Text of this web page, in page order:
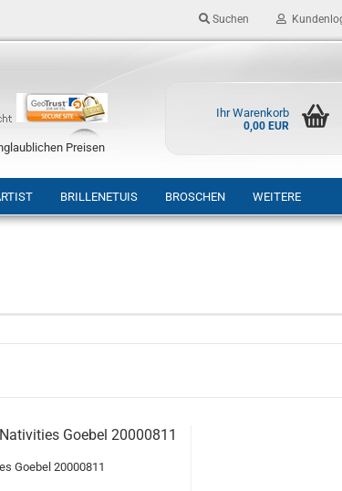
Suchen
Preisen
Ihr Warenkorb
0,00 EUR
BRILLENETUIS BROSCHEN WEITERE
Goebel 20000811
Goebel 20000811